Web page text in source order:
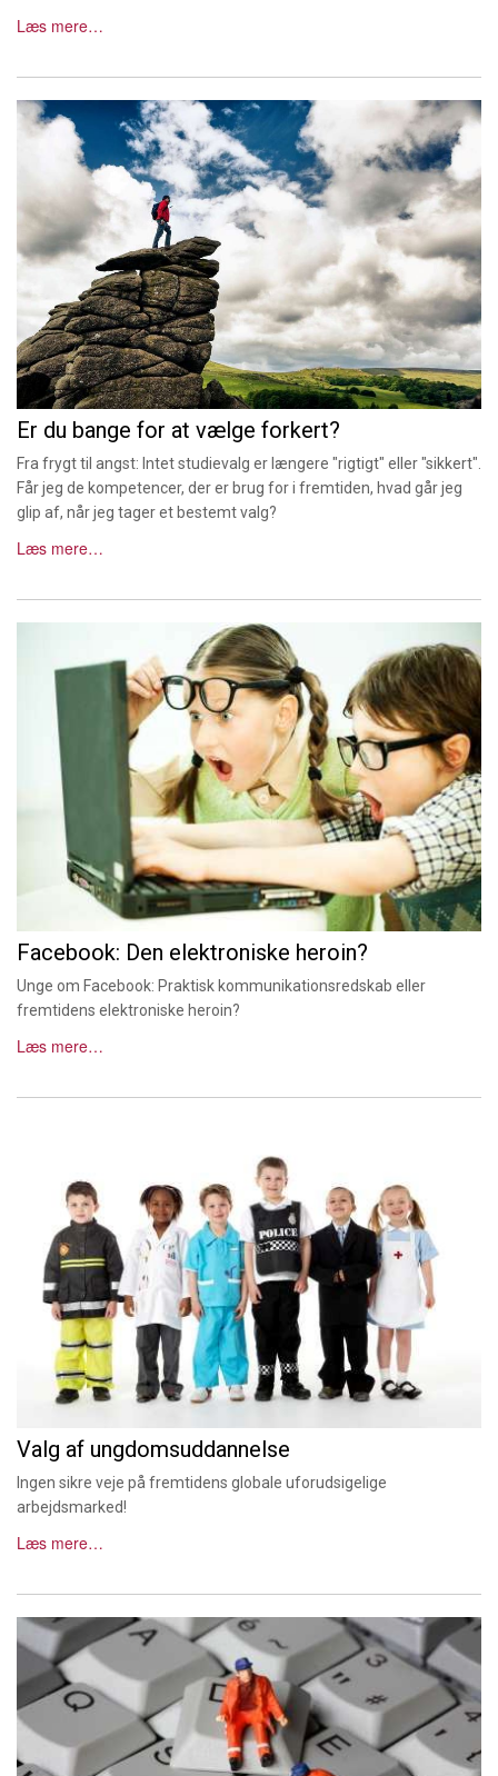
Læs mere…
Er du bange for at vælge forkert?
Fra frygt til angst: Intet studievalg er længere "rigtigt" eller "sikkert".
Får jeg de kompetencer, der er brug for i fremtiden, hvad går jeg
glip af, når jeg tager et bestemt valg?
Læs mere…
Facebook: Den elektroniske heroin?
Unge om Facebook: Praktisk kommunikationsredskab eller
fremtidens elektroniske heroin?
Læs mere…
Valg af ungdomsuddannelse
Ingen sikre veje på fremtidens globale uforudsigelige
arbejdsmarked!
Læs mere…